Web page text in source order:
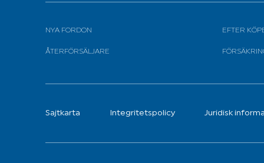
NYA FORDON
ÅTERFÖRSÄLJARE
EFTER
Sajtkarta Integritetspolicy Juridisk